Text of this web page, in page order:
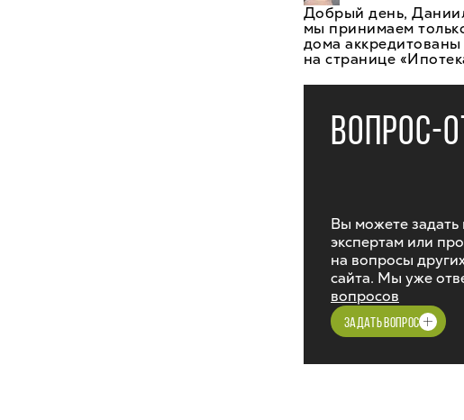
Добрый день,
мы принимаем
дома
на странице
ВОПРОС-
Вы можете
экспертам или
на вопросы
сайта. Мы уже
вопросов
ЗАДАТЬ ВОПРОС